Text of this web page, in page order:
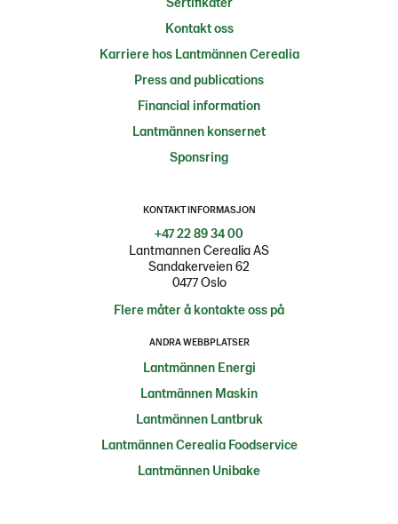
Kontakt oss
Karriere hos Lantmännen Cerealia
Press and publications
Financial information
Lantmännen konsernet
Sponsring
KONTAKT INFORMASJON
+47 22 89 34 00
Lantmannen Cerealia AS
Sandakerveien 62
0477 Oslo
Flere måter å kontakte oss på
ANDRA WEBBPLATSER
Lantmännen Energi
Lantmännen Maskin
Lantmännen Lantbruk
Lantmännen Cerealia Foodservice
Lantmännen Unibake